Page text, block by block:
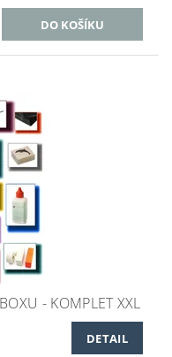
- KOMPLET XXL
DETAIL